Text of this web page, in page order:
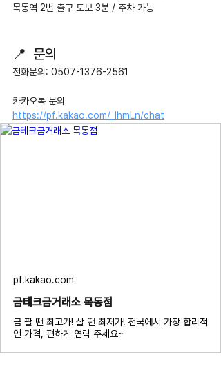
목동역 2번 출구 도보 3분 / 주차 가능
📍  문의
전화문의: 0507-1376-2561
카카오톡 문의
https://pf.kakao.com/_IhmLn/chat
pf.kakao.com
금테크금거래소 목동점
금 팔 땐 최고가! 살 땐 최저가! 전국에서 가장 합리적
인 가격, 편하게 연락 주세요~